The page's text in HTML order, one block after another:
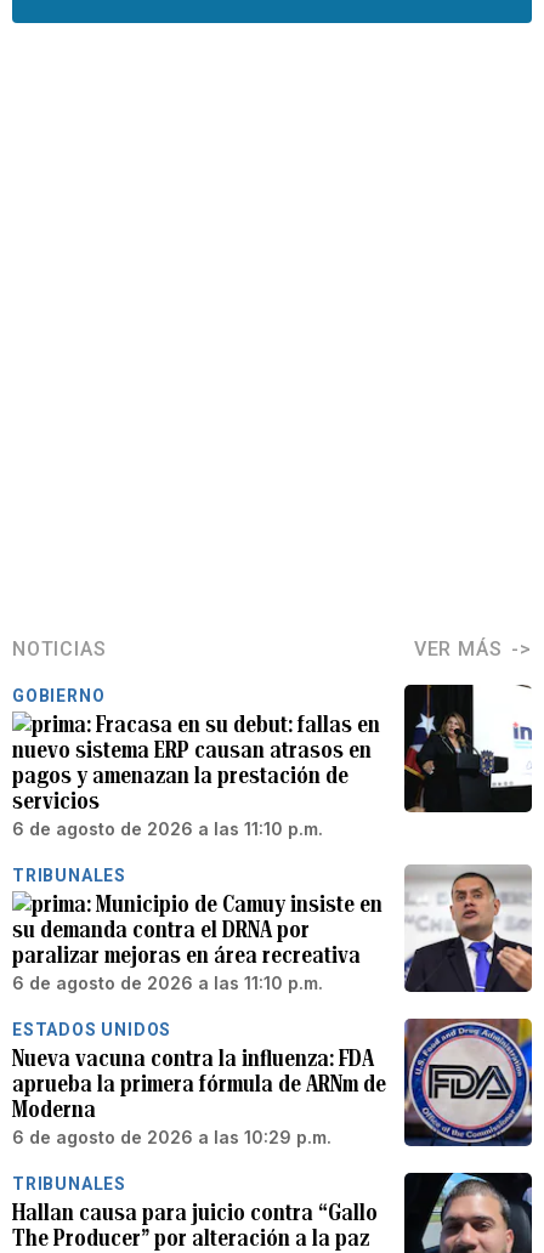
NOTICIAS VER MÁS
GOBIERNO
Fracasa en su debut: fallas en
nuevo sistema ERP causan atrasos en
pagos y amenazan la prestación de
servicios
6 de agosto de 2026 a las 11:10 p.m.
TRIBUNALES
Municipio de Camuy insiste en
su demanda contra el DRNA por
paralizar mejoras en área recreativa
6 de agosto de 2026 a las 11:10 p.m.
ESTADOS UNIDOS
Nueva vacuna contra la influenza: FDA
aprueba la primera fórmula de ARNm de
Moderna
6 de agosto de 2026 a las 10:29 p.m.
TRIBUNALES
Hallan causa para juicio contra “Gallo
The Producer” por alteración a la paz